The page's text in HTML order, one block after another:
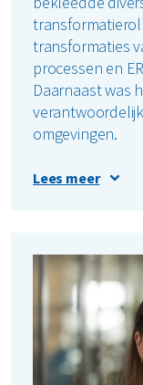
transformaties
processen en
Daarnaast was
omgevingen.
Zijn ervaring
Lees meer